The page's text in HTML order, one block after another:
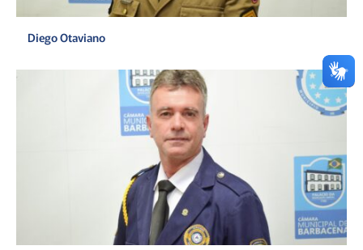
Diego Otaviano